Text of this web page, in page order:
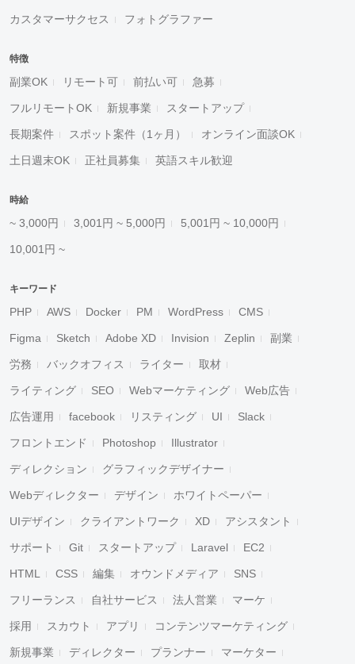
カスタマーサクセス フォトグラファー
特徴
副業OK リモート可 前払い可 急募
フルリモートOK 新規事業 スタートアップ
長期案件 スポット案件（1ヶ月） オンライン面談OK
土日週末OK 正社員募集 英語スキル歓迎
時給
~ 3,000円 3,001円 ~ 5,000円 5,001円 ~ 10,000円
10,001円 ~
キーワード
PHP AWS Docker PM WordPress CMS
Figma Sketch Adobe XD Invision Zeplin 副業
労務 バックオフィス ライター 取材
ライティング SEO Webマーケティング Web広告
広告運用 facebook リスティング UI Slack
フロントエンド Photoshop Illustrator
ディレクション グラフィックデザイナー
Webディレクター デザイン ホワイトペーパー
UIデザイン クライアントワーク XD アシスタント
サポート Git スタートアップ Laravel EC2
HTML CSS 編集 オウンドメディア SNS
フリーランス 自社サービス 法人営業 マーケ
採用 スカウト アプリ コンテンツマーケティング
新規事業 ディレクター プランナー マーケター